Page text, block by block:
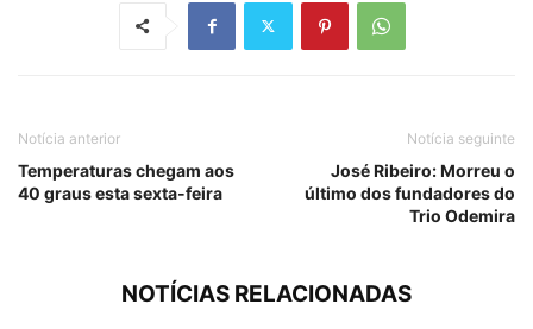
Notícia anterior
Temperaturas chegam aos
40 graus esta sexta-feira
Notícia seguinte
José Ribeiro: Morreu o
último dos fundadores do
Trio Odemira
NOTÍCIAS RELACIONADAS